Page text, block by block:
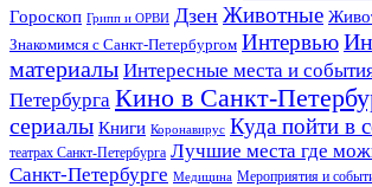
Гороскоп Грипп и ОРВИ Дзен Животные
Знакомимся с Санкт-Петербургом Интервью
материалы Интересные места и
Петербурга Кино в Санкт-
сериалы Книги Коронавирус Куда пойти в
театрах Санкт-Петербурга Лучшие места где
Санкт-Петербурге Медицина Мероприятия и